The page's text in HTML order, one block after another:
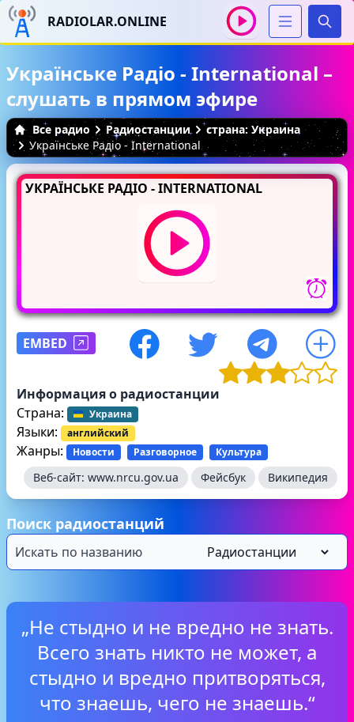
RADIOLAR.ONLINE
Українське Радіо - International –
слушать в прямом эфире
Все радио Радиостанции
страна: Украина
Українське Радіо - International
УКРАЇНСЬКЕ РАДІО - INTERNATIONAL
EMBED
Информация о радиостанции
Страна:
Украина
Языки: английский
Жанры: Новости Разговорное Культура
Веб-сайт: www.nrcu.gov.ua Фейсбук Википедия
Поиск радиостанций
„Не стыдно и не вредно не знать.
Всего знать никто не может, а
стыдно и вредно притворяться,
что знаешь, чего не знаешь.“